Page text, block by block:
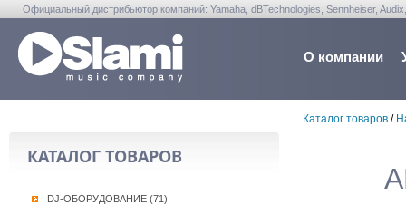
Официальный дистрибьютор компаний: Yamaha, dBTechnologies, Sennheiser,
О компании
КАТАЛОГ ТОВАРОВ
DJ-ОБОРУДОВАНИЕ (71)
Каталог товаров/